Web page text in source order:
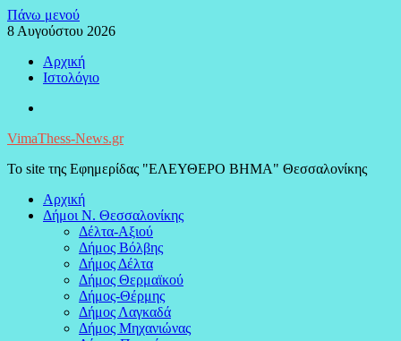
Μεταπηδήστε
στο
Πάνω μενού
8 Αυγούστου 2026
Αρχική
Ιστολόγιο
VimaThess-News.gr
Το site της Εφημερίδας "ΕΛΕΥΘΕΡΟ ΒΗΜΑ" Θεσσαλονίκης
Αρχική
Δήμοι Ν. Θεσσαλονίκης
Δέλτα-Αξιού
Δήμος Βόλβης
Δήμος Δέλτα
Δήμος Θερμαϊκού
Δήμος-Θέρμης
Δήμος Λαγκαδά
Δήμος Μηχανιώνας